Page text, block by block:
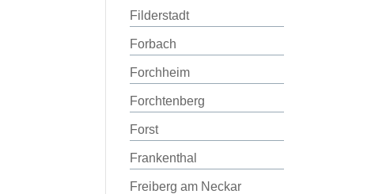
Filderstadt
Forbach
Forchheim
Forchtenberg
Forst
Frankenthal
Freiberg am Neckar